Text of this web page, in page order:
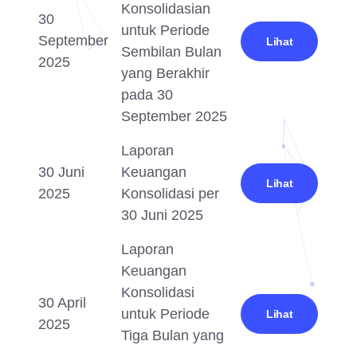
30
September
2025
Konsolidasian
untuk Periode
Sembilan Bulan
yang Berakhir
pada 30
September 2025
Lihat
30 Juni
2025
Laporan
Keuangan
Konsolidasi per
30 Juni 2025
Lihat
30 April
2025
Laporan
Keuangan
Konsolidasi
untuk Periode
Tiga Bulan yang
Lihat